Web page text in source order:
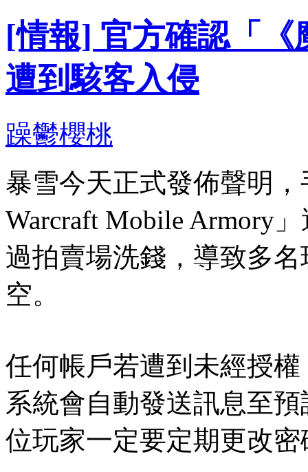
[情報] 官方確認「《
遭到駭客入侵
躁鬱櫻桃
暴雪今天正式發佈聲明
Warcraft Mobile Armory
過拍賣場洗錢，導致多
空。
任何帳戶若遭到未經授
系統會自動發送訊息至
位玩家一定要定期更改